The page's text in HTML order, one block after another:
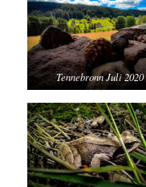
Tennebronn Juli 2020